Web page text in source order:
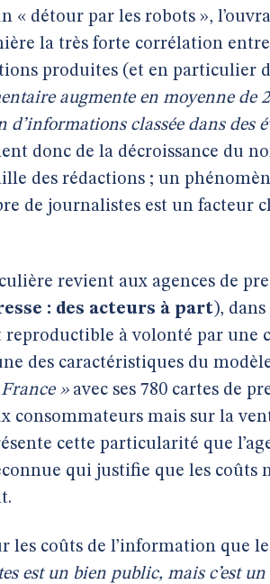
« détour par les robots »,
la très forte corrélation
produites (et en particulier
augmente en moyenne de
classée dans des
donc de la décroissance du
des rédactions ; un
de journalistes est un facteur
revient aux agences de
: des acteurs à part),
à volonté par une
des caractéristiques du
»avec ses 780 cartes de
consommateurs mais sur la
cette particularité que
qui justifie que les coûts
les coûts de l’information que
est un bien public, mais c’est